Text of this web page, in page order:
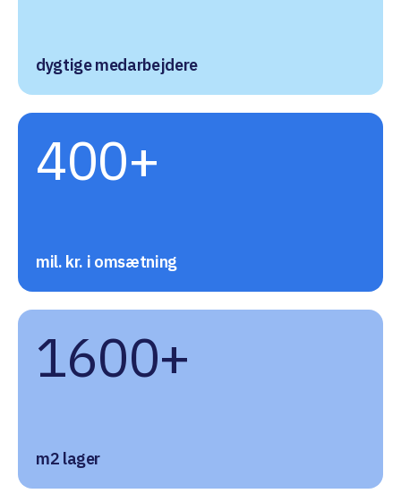
dygtige medarbejdere
400+
mil. kr. i omsætning
1600+
m2 lager